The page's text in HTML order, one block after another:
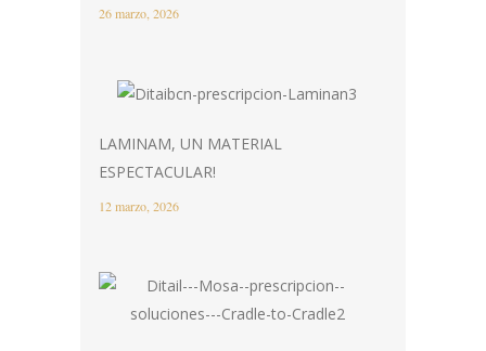
26 marzo, 2026
LAMINAM, UN MATERIAL
ESPECTACULAR!
12 marzo, 2026